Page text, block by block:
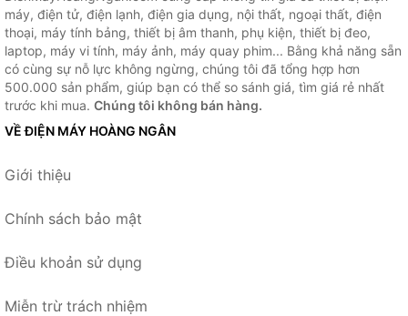
máy, điện tử, điện lạnh, điện gia dụng, nội thất, ngoại thất, điện
thoại, máy tính bảng, thiết bị âm thanh, phụ kiện, thiết bị đeo,
laptop, máy vi tính, máy ảnh, máy quay phim... Bằng khả năng sẵn
có cùng sự nỗ lực không ngừng, chúng tôi đã tổng hợp hơn
500.000 sản phẩm, giúp bạn có thể so sánh giá, tìm giá rẻ nhất
trước khi mua. Chúng tôi không bán hàng.
VỀ ĐIỆN MÁY HOÀNG NGÂN
Giới thiệu
Chính sách bảo mật
Điều khoản sử dụng
Miễn trừ trách nhiệm